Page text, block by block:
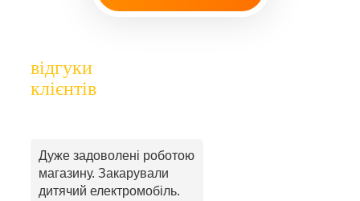
відгуки
клієнтів
Дуже задоволені роботою
магазину. Закарували
дитячий електромобіль.